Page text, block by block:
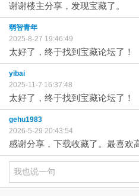
谢谢楼主分享，发现宝藏了。
弱智青年
2025-8-27 19:46:49
太好了，终于找到宝藏论坛了！
yibai
2025-11-7 16:37:48
太好了，终于找到宝藏论坛了！
gehu1983
2026-5-29 20:43:54
感谢分享，下载收藏了。最喜欢